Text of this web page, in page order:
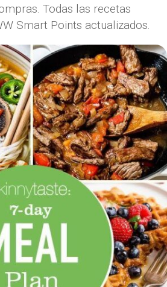
Todas las recetas
Smart Points actualizados.